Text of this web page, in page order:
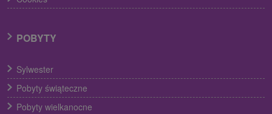
POBYTY
Sylwester
Pobyty świąteczne
Pobyty wielkanocne